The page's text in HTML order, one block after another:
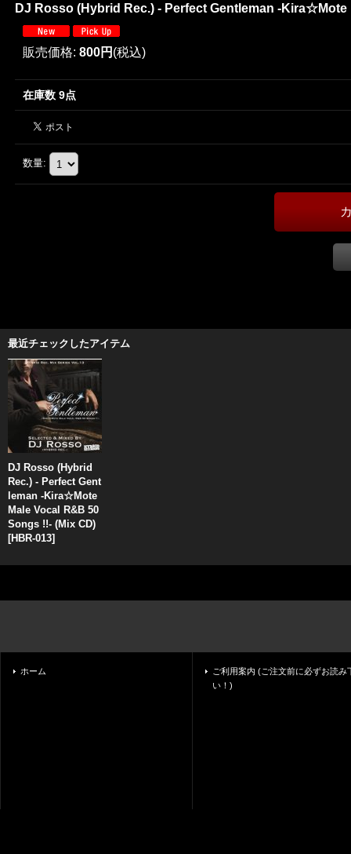
DJ Rosso (Hybrid Rec.) - Perfect Gentleman -
販売価格: 800円 (税込)
在庫数 9点
数量:
最近チェックしたアイテム
DJ Rosso (Hybrid
Rec.) - Perfect Gent
leman -Kira☆Mote
Male Vocal R&B 50
Songs !!- (Mix CD)
[HBR-013]
ホーム
ご利用案内 (ご注文前に必ずお読み
い！)